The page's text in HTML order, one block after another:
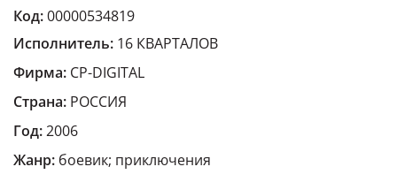
Код:00000534819
Исполнитель: 16 КВАРТАЛОВ
Фирма: CP-DIGITAL
Страна: РОССИЯ
Год:2006
Жанр: боевик; приключения